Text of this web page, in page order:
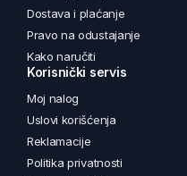
Dostava i plaćanje
Pravo na odustajanje
Kako naručiti
Korisnički servis
Moj nalog
Uslovi korišćenja
Reklamacije
Politika privatnosti